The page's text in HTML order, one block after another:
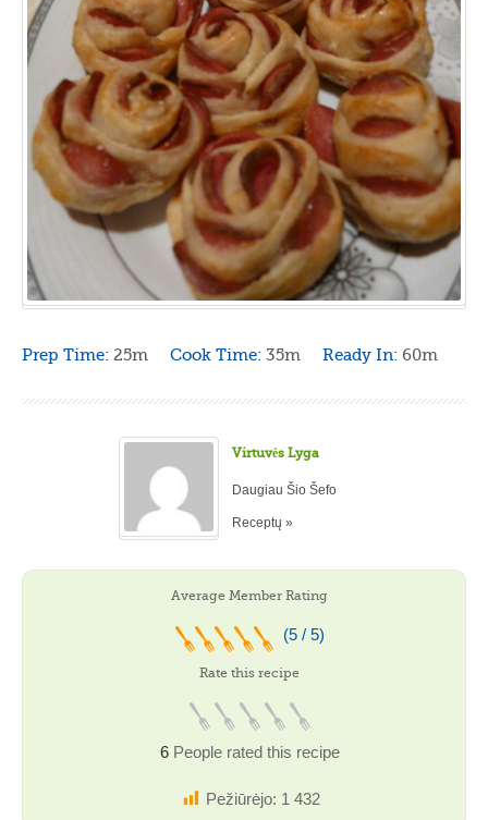
Prep Time: 25m Cook Time: 35m Ready In: 60m
Virtuvės Lyga
Daugiau Šio Šefo
Receptų »
Average Member Rating
(5 / 5)
Rate this recipe
6 People rated this recipe
Pežiūrėjo: 1 432